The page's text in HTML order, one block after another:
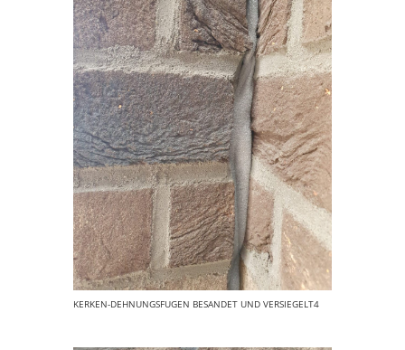
KERKEN-DEHNUNGSFUGEN BESANDET UND VERSIEGELT4